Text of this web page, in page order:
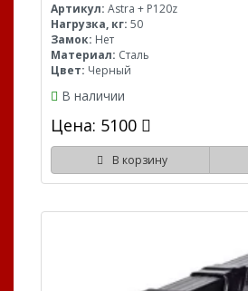
Артикул: Astra + P120z
Нагрузка, кг: 50
Замок: Нет
Материал: Сталь
Цвет: Черный
В наличии
Цена: 5100
В корзину